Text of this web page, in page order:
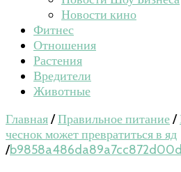
Новости кино
Фитнес
Отношения
Растения
Вредители
Животные
Главная/Правильное питание/
чеснок может превратиться в яд
/